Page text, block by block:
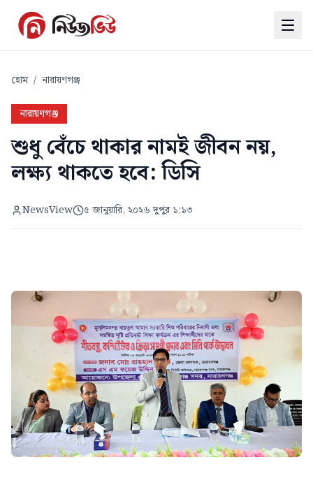
হোম / নারায়ণগঞ্জ
নারায়ণগঞ্জ
শুধু বেঁচে থাকার নামই জীবন নয়,
লক্ষ্য থাকতে হবে: ডিসি
NewsView ৫ জানুয়ারি, ২০২৬ দুপুর ১:১৩